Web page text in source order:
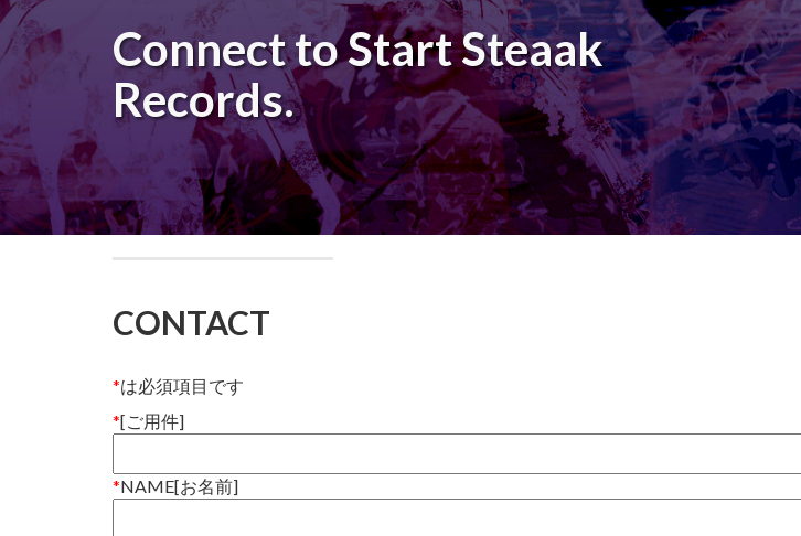
Connect to Start Steaak
Records.
CONTACT
*は必須項目です
*[ご用件]
*NAME[お名前]